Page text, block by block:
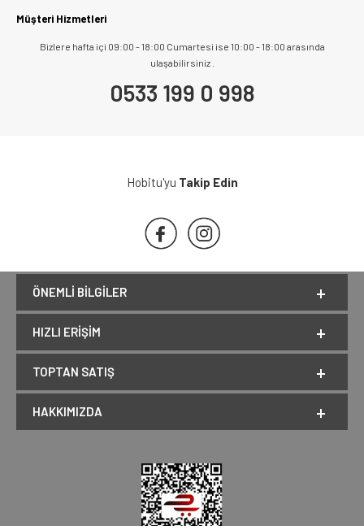
Müşteri Hizmetleri
Bizlere hafta içi 09:00 - 18:00 Cumartesi ise 10:00 - 18:00 arasında
ulaşabilirsiniz .
0533 199 0 998
Hobitu'yu Takip Edin
ÖNEMLI BILGILER
HIZLI ERIŞIM
TOPTAN SATIŞ
HAKKIMIZDA